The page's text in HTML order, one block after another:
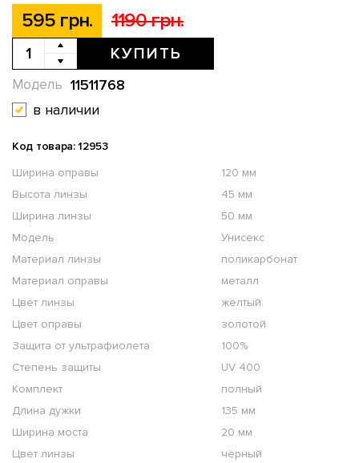
595 грн. 1190 грн.
КУПИТЬ
11511768
Модель
в наличии
Код товара: 12953
Ширина оправы
120 мм
Высота линзы
45 мм
Ширина линзы
50 мм
Модель
Унисекс
Материал линзы
поликарбонат
Материал оправы
металл
Цвет линзы
жёлтый
Цвет оправы
золотой
Защита от ультрафиолета
100%
Степень защиты
UV 400
Комплект
полный
Длина дужки
135 мм
Ширина моста
20 мм
Цвет линзы
чёрный